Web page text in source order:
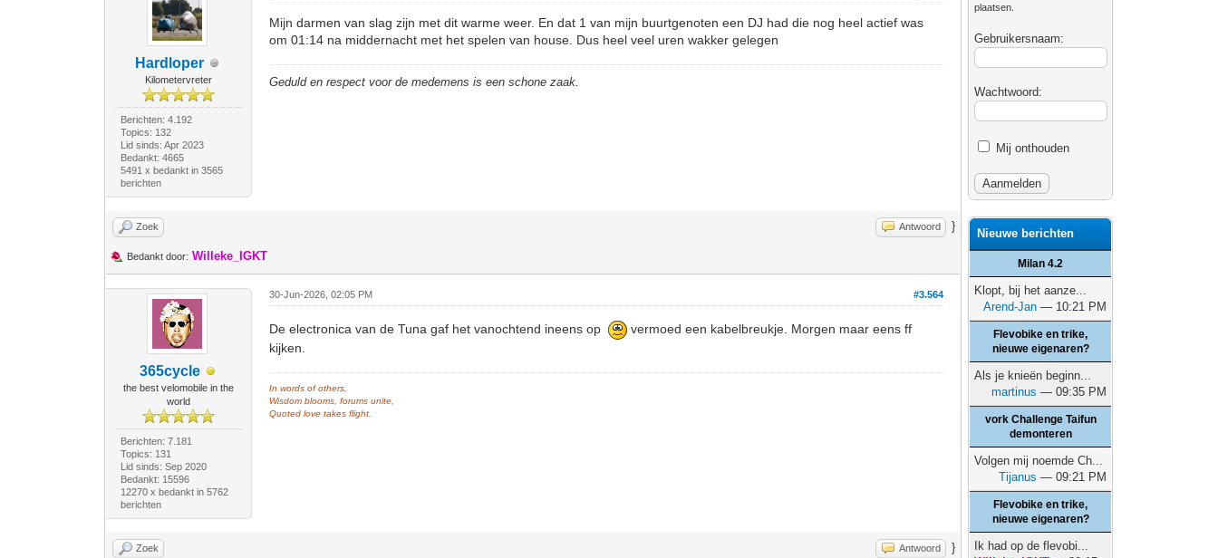
Hardloper
Kilometervreter
Berichten: 4.192
Topics: 132
Lid sinds: Apr 2023
Bedankt: 4665
5491 x bedankt in 3565
berichten
Mijn darmen van slag zijn met dit warme weer. En dat 1 van mijn buurtgenoten een DJ had die nog heel actief was
om 01:14 na middernacht met het spelen van house. Dus heel veel uren wakker gelegen
Geduld en respect voor de medemens is een schone zaak.
Zoek Antwoord }
Bedankt door: Willeke_IGKT
365cycle
the best velomobile in the
world
Berichten: 7.181
Topics: 131
Lid sinds: Sep 2020
Bedankt: 15596
12270 x bedankt in 5762
berichten
#3.564
30-Jun-2026, 02:05 PM
De electronica van de Tuna gaf het vanochtend ineens op
vermoed een kabelbreukje. Morgen maar eens ff
kijken.
In words of others,
Wisdom blooms, forums unite,
Quoted love takes flight.
Zoek Antwoord }
plaatsen.
Gebruikersnaam:
Wachtwoord:
Mij onthouden
Nieuwe berichten
Milan 4.2
Klopt, bij het aanze...
Arend-Jan — 10:21 PM
Flevobike en trike,
nieuwe eigenaren?
Als je knieën beginn...
martinus — 09:35 PM
vork Challenge Taifun
demonteren
Volgen mij noemde Ch...
Tijanus — 09:21 PM
Flevobike en trike,
nieuwe eigenaren?
Ik had op de flevobi...